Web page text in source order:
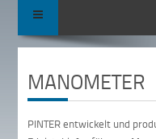
MANOMETER
PINTER entwickelt und